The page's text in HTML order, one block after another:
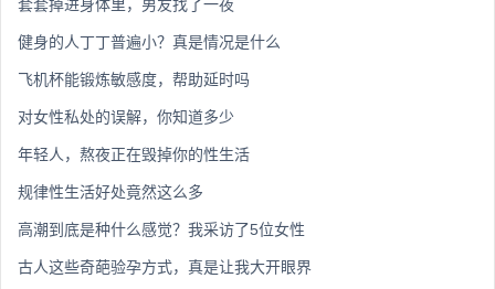
套套掉进身体里，男友找了一夜
健身的人丁丁普遍小？真是情况是什么
飞机杯能锻炼敏感度，帮助延时吗
对女性私处的误解，你知道多少
年轻人，熬夜正在毁掉你的性生活
规律性生活好处竟然这么多
高潮到底是种什么感觉？我采访了5位女性
古人这些奇葩验孕方式，真是让我大开眼界